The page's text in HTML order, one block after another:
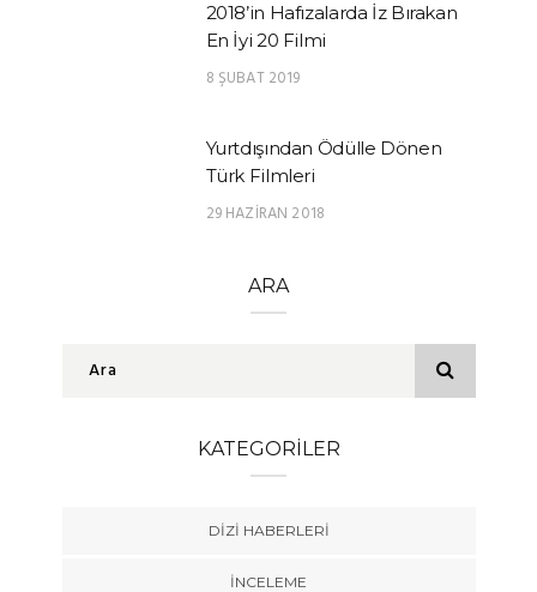
2018’in Hafızalarda İz Bırakan
En İyi 20 Filmi
8 ŞUBAT 2019
Yurtdışından Ödülle Dönen
Türk Filmleri
29 HAZIRAN 2018
ARA
KATEGORILER
DIZI HABERLERI
İNCELEME